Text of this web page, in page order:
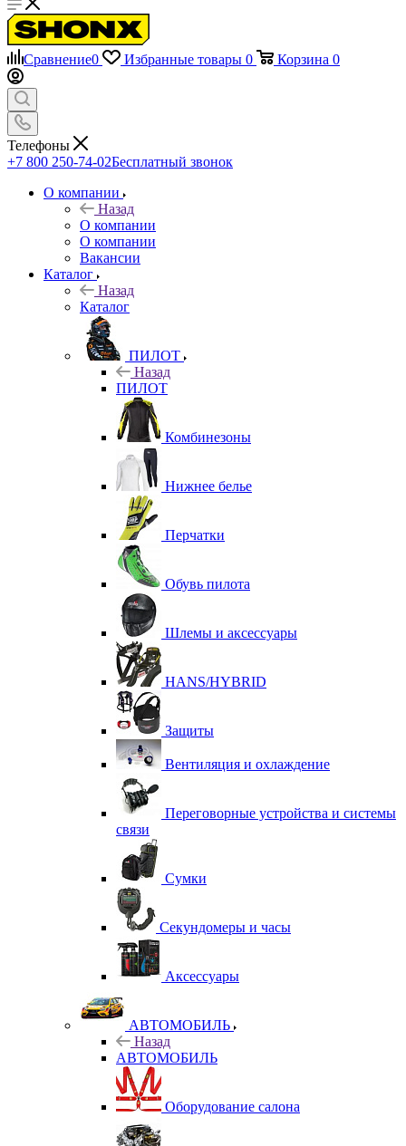
Сравнение0 Избранные товары 0 Корзина 0
Телефоны
+7 800 250-74-02Бесплатный звонок
О компании
Назад
О компании
О компании
Вакансии
Каталог
Назад
Каталог
ПИЛОТ
Назад
ПИЛОТ
Комбинезоны
Нижнее белье
Перчатки
Обувь пилота
Шлемы и аксессуары
HANS/HYBRID
Защиты
Вентиляция и охлаждение
Переговорные устройства и системы
связи
Сумки
Секундомеры и часы
Аксессуары
АВТОМОБИЛЬ
Назад
АВТОМОБИЛЬ
Оборудование салона